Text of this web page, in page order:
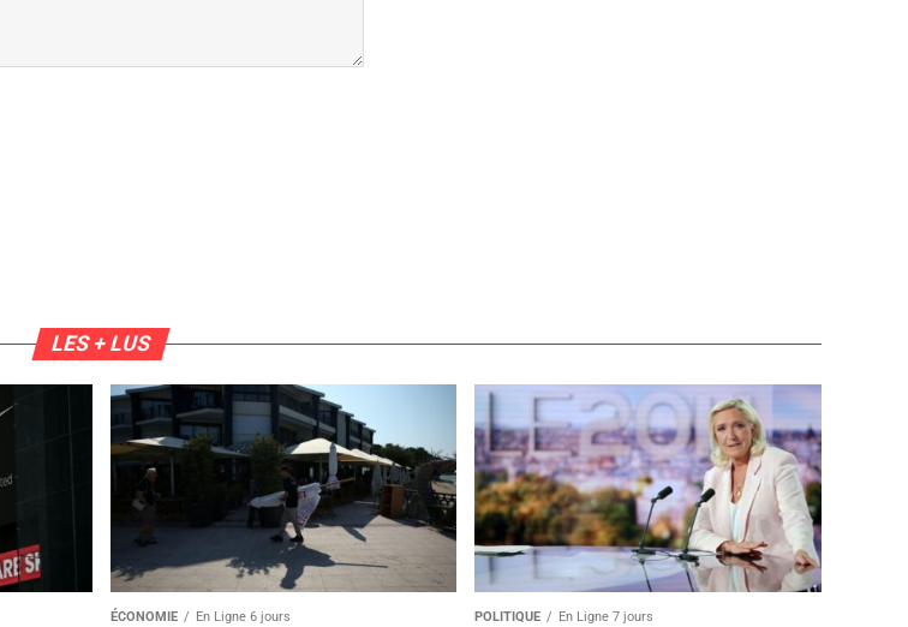
LES + LUS
ÉCONOMIE En Ligne 6 jours POLITIQUE En Ligne 7 jours